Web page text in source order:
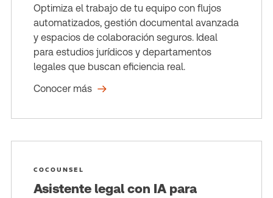
Optimiza el trabajo de tu equipo con flujos
automatizados, gestión documental avanzada
y espacios de colaboración seguros. Ideal
para estudios jurídicos y departamentos
legales que buscan eficiencia real.
Conocer más
COCOUNSEL
Asistente legal con IA para